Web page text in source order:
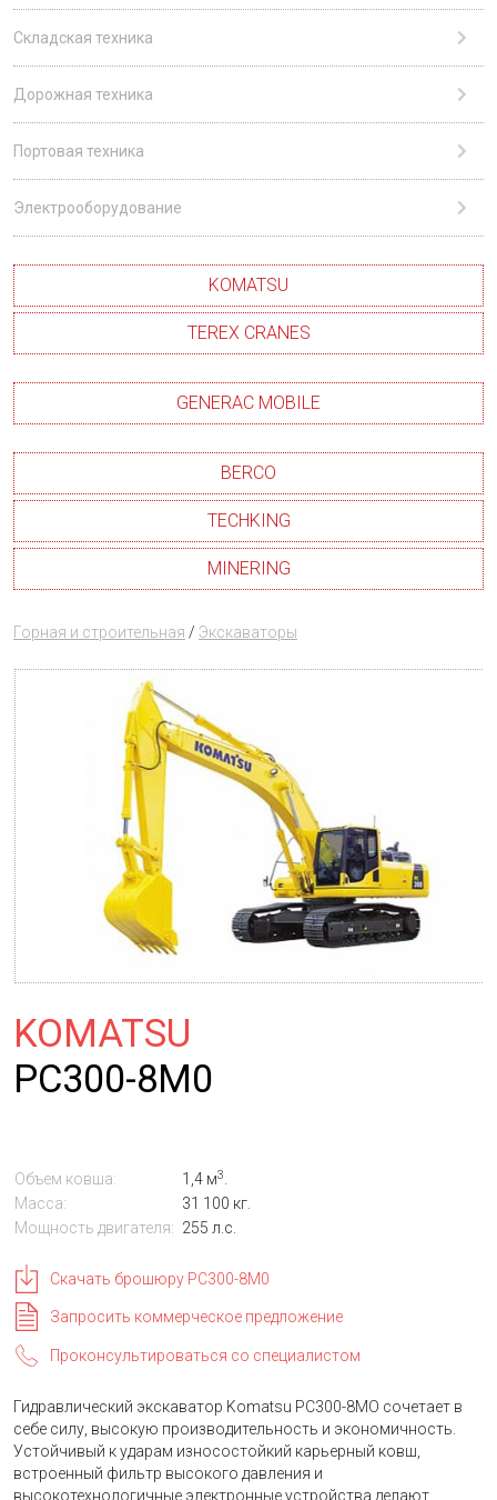
Складская техника
Дорожная техника
Портовая техника
Электрооборудование
KOMATSU
TEREX CRANES
GENERAC MOBILE
BERCO
TECHKING
MINERING
Горная и строительная / Экскаваторы
KOMATSU
PC300-8M0
Объем ковша: 1,4 м3
Масса:
31 100 кг.
Мощность двигателя: 255 л.с.
Скачать брошюру PC300-8M0
Запросить коммерческое предложение
Проконсультироваться со специалистом
Гидравлический экскаватор Komatsu PC300-8MO сочетает в
себе силу, высокую производительность и экономичность.
Устойчивый к ударам износостойкий карьерный ковш,
встроенный фильтр высокого давления и
высокотехнологичные электронные устройства делают